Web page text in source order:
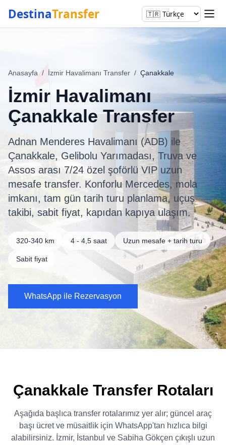
DestinaTransfer
Anasayfa / İzmir Havalimanı Transfer / Çanakkale
İzmir Havalimanı
Çanakkale Transfer
Adnan Menderes Havalimanı (ADB) ile
Çanakkale, Gelibolu Yarımadası, Truva ve
Assos arası 7/24 özel şoförlü VIP uzun
mesafe transfer. Konforlu Mercedes, mola
imkanı, tam gün tarih turu planlama, uçuş
takibi, sabit fiyat, kapıdan kapıya ulaşım.
320-340 km 4 - 4,5 saat Uzun mesafe + tarih turu
Sabit fiyat
WhatsApp ile Rezervasyon
Çanakkale Transfer Rotaları
Aşağıda başlıca transfer rotalarımız yer alır; güncel araç
başı ücret ve müsaitlik için WhatsApp'tan hızlıca bilgi
alabilirsiniz. İzmir, İstanbul ve Sabiha Gökçen çıkışlı uzun